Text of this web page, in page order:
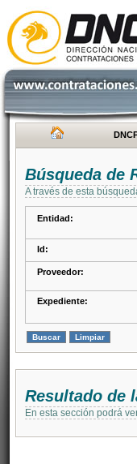
Búsqueda de
A través de esta
Entidad:
Id:
Proveedor:
Expediente:
Resultado de
En esta sección podrá